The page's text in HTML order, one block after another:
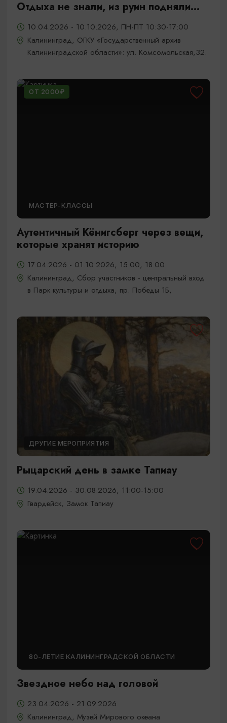
Отдыха не знали, из руин подняли...
10.04.2026 - 10.10.2026, ПН-ПТ 10:30-17:00
Калининград, ОГКУ «Государственный архив
Калининградской области»: ул. Комсомольская,32.
ОТ 2000₽
МАСТЕР-КЛАССЫ
Аутентичный Кёнигсберг через вещи,
которые хранят историю
17.04.2026 - 01.10.2026, 15:00, 18:00
Калининград, Сбор участников - центральный вход
в Парк культуры и отдыха, пр. Победы 1Б,
ДРУГИЕ МЕРОПРИЯТИЯ
Рыцарский день в замке Тапиау
19.04.2026 - 30.08.2026, 11:00-15:00
Гвардейск, Замок Тапиау
80-ЛЕТИЕ КАЛИНИНГРАДСКОЙ ОБЛАСТИ
Звездное небо над головой
23.04.2026 - 21.09.2026
Калининград, Музей Мирового океана